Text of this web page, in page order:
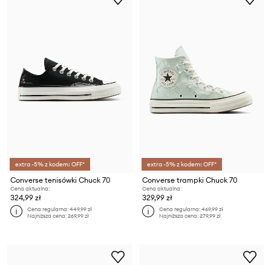
extra -5% z kodem: OFF*
Converse tenisówki Chuck 70
Cena aktualna:
324,99 zł
Cena regularna:449,99 zł
Najniższa cena:269,99 zł
extra -5% z kodem: OFF*
Converse trampki Chuck 70
Cena aktualna:
329,99 zł
Cena regularna:469,99 zł
Najniższa cena:279,99 zł